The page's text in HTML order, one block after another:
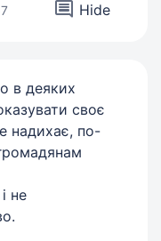
Hide
в деяких
своє
надихає, по-
не